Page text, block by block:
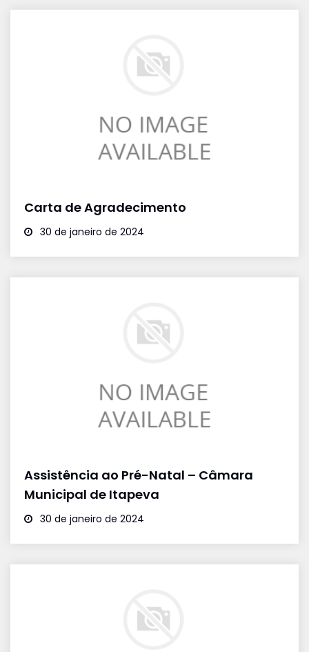
Carta de Agradecimento
30 de janeiro de 2024
Assistência ao Pré-Natal – Câmara
Municipal de Itapeva
30 de janeiro de 2024